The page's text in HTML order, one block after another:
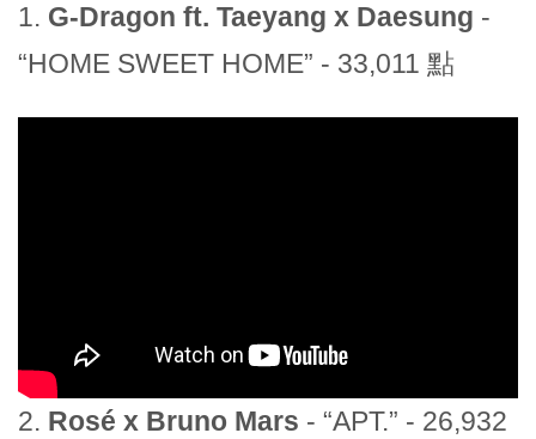
1. G-Dragon ft. Taeyang x Daesung -
“HOME SWEET HOME” - 33,011 點
2. Rosé x Bruno Mars - “APT.” - 26,932